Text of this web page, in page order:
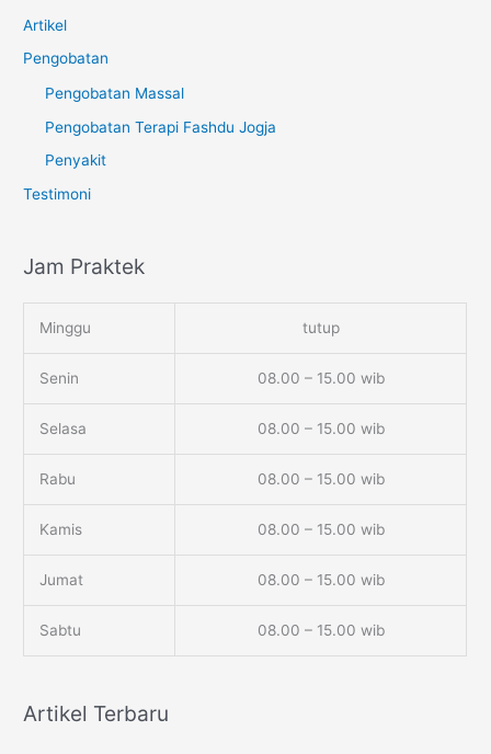
Artikel
Pengobatan
Pengobatan Massal
Pengobatan Terapi Fashdu Jogja
Penyakit
Testimoni
Jam Praktek
Minggu tutup
Senin 08.00 – 15.00 wib
Selasa 08.00 – 15.00 wib
Rabu 08.00 – 15.00 wib
Kamis 08.00 – 15.00 wib
Jumat 08.00 – 15.00 wib
Sabtu 08.00 – 15.00 wib
Artikel Terbaru